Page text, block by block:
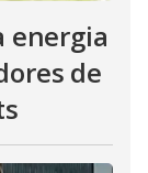
energia
de